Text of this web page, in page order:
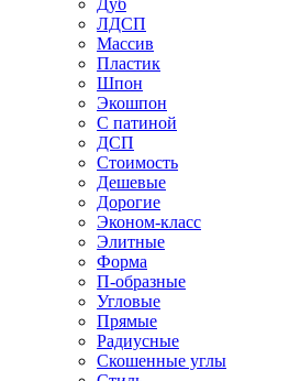
Дуб
ЛДСП
Массив
Пластик
Шпон
Экошпон
С патиной
ДСП
Стоимость
Дешевые
Дорогие
Эконом-класс
Элитные
Форма
П-образные
Угловые
Прямые
Радиусные
Скошенные углы